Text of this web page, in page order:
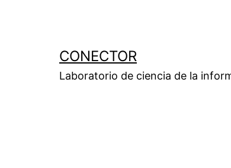
CONECTOR
Laboratorio de ciencia de la